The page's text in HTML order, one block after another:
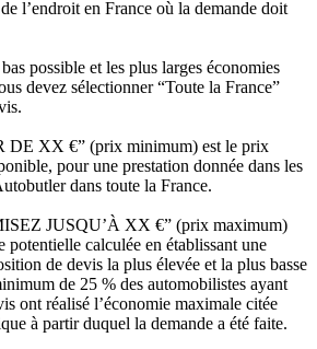
l’endroit en France où la demande doit
possible et les plus larges économies
devez sélectionner “Toute la France”
DE XX €” (prix minimum) est le prix
pour une prestation donnée dans les
dans toute la France.
JUSQU’À XX €” (prix maximum)
potentielle calculée en établissant une
de devis la plus élevée et la plus basse
de 25 % des automobilistes ayant
ont réalisé l’économie maximale citée
à partir duquel la demande a été faite.